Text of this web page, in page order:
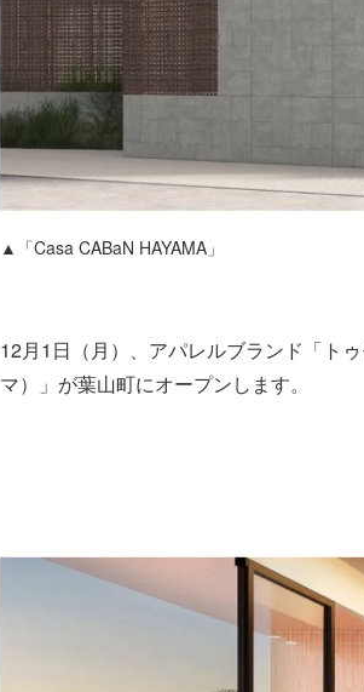
▲「Casa CABaN HAYAMA」
12月1日（月）、アパレルブランド「ト
マ）」が葉山町にオープンします。